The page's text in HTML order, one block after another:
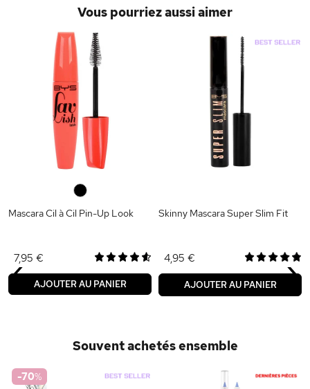
Vous pourriez aussi aimer
Mascara Cil à Cil Pin-Up Look
7,95 €
AJOUTER AU PANIER
Skinny Mascara Super Slim Fit
4,95 €
AJOUTER AU PANIER
‹ ›
Souvent achetés ensemble
-70%